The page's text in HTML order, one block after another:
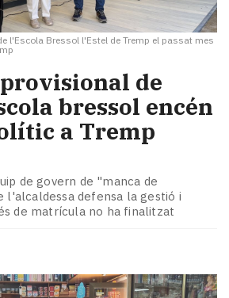
l'Escola Bressol l'Estel de Tremp el passat mes
de
bressol encén
a Tremp
de govern de "manca de
l'alcaldessa defensa la gestió i
de matrícula no ha finalitzat